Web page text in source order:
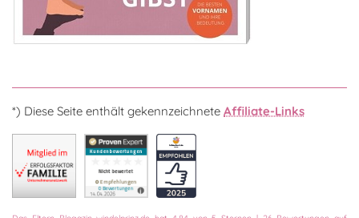
*) Diese Seite enthält gekennzeichnete Affiliate-Links